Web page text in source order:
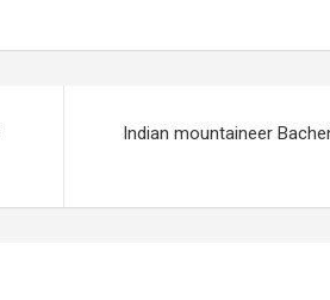
Indian mountaineer